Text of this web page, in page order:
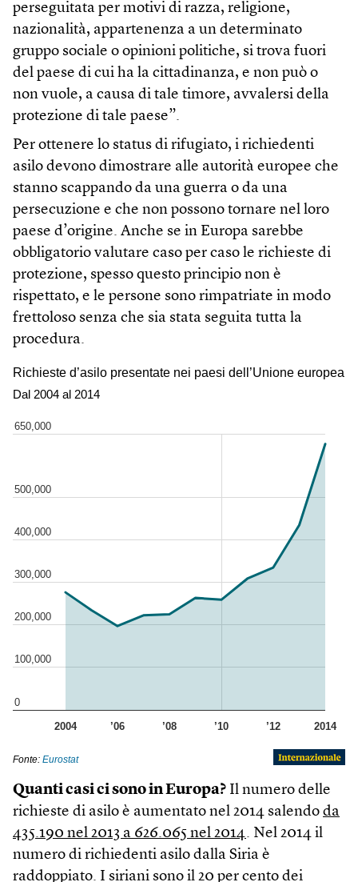
perseguitata per motivi di razza, religione,
nazionalità, appartenenza a un determinato
gruppo sociale o opinioni politiche, si trova fuori
del paese di cui ha la cittadinanza, e non può o
non vuole, a causa di tale timore, avvalersi della
protezione di tale paese”.
Per ottenere lo status di rifugiato, i richiedenti
asilo devono dimostrare alle autorità europee che
stanno scappando da una guerra o da una
persecuzione e che non possono tornare nel loro
paese d’origine. Anche se in Europa sarebbe
obbligatorio valutare caso per caso le richieste di
protezione, spesso questo principio non è
rispettato, e le persone sono rimpatriate in modo
frettoloso senza che sia stata seguita tutta la
procedura.
Quanti casi ci sono in Europa? Il numero delle
richieste di asilo è aumentato nel 2014 salendo da
435.190 nel 2013 a 626.065 nel 2014. Nel 2014 il
numero di richiedenti asilo dalla Siria è
raddoppiato. I siriani sono il 20 per cento dei